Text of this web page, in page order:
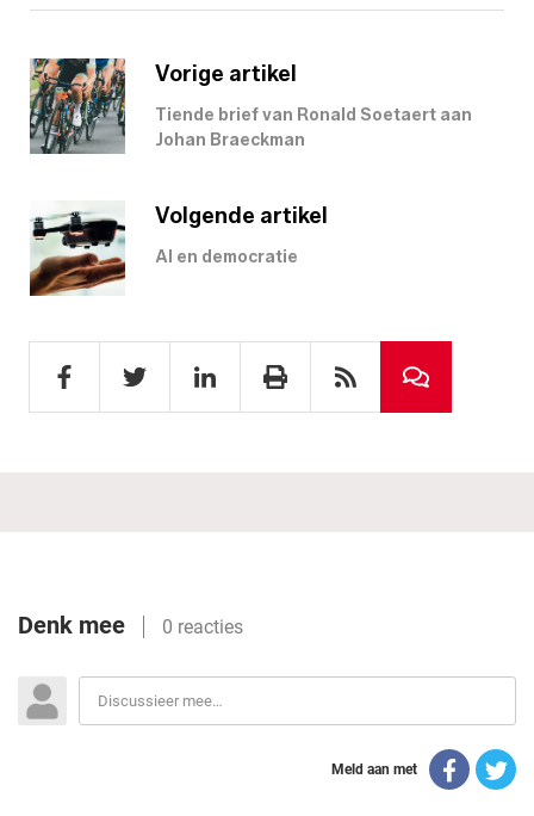
Vorige artikel
Tiende brief van Ronald Soetaert aan
Johan Braeckman
Volgende artikel
AI en democratie